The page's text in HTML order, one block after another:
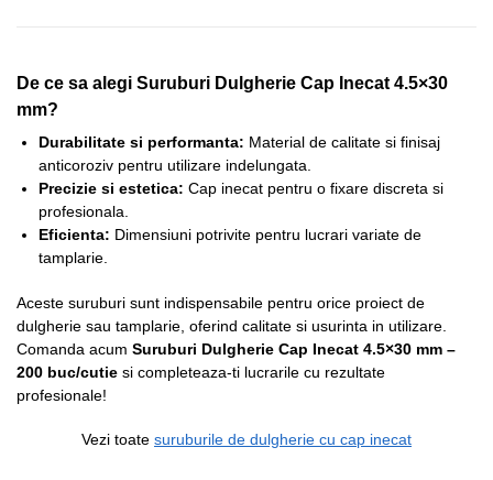
De ce sa alegi Suruburi Dulgherie Cap Inecat 4.5×30
mm?
Durabilitate si performanta: Material de calitate si finisaj
anticoroziv pentru utilizare indelungata.
Precizie si estetica: Cap inecat pentru o fixare discreta si
profesionala.
Eficienta: Dimensiuni potrivite pentru lucrari variate de
tamplarie.
Aceste suruburi sunt indispensabile pentru orice proiect de
dulgherie sau tamplarie, oferind calitate si usurinta in utilizare.
Comanda acum Suruburi Dulgherie Cap Inecat 4.5×30 mm –
200 buc/cutie si completeaza-ti lucrarile cu rezultate
profesionale!
Vezi toate suruburile de dulgherie cu cap inecat